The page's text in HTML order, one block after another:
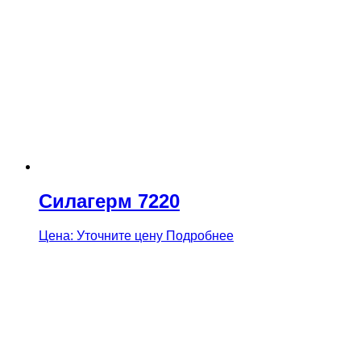
Силагерм 7220
Цена: Уточните цену Подробнее